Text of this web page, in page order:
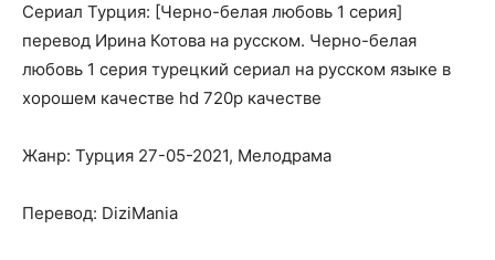
Сериал Турция: [Черно-белая любовь 1 серия]
перевод Ирина Котова на русском. Черно-белая
любовь 1 серия турецкий сериал на русском языке в
хорошем качестве hd 720p качестве
Жанр: Турция 27-05-2021, Мелодрама
Перевод: DiziMania